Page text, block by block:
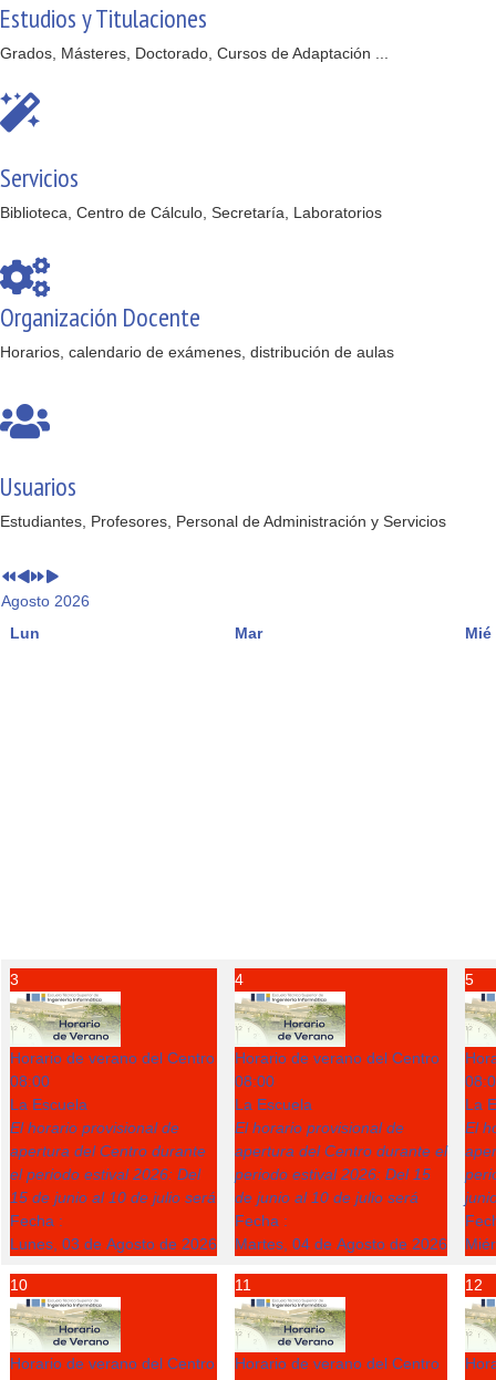
Estudios y Titulaciones
Grados, Másteres, Doctorado, Cursos de Adaptación ...
Servicios
Biblioteca, Centro de Cálculo, Secretaría, Laboratorios
Organización Docente
Horarios, calendario de exámenes, distribución de aulas
Usuarios
Estudiantes, Profesores, Personal de Administración y Servicios
Agosto 2026
Lun
Mar Mié
3
Horario de verano del Centro
08:00
La Escuela
El horario provisional de
apertura del Centro durante
el periodo estival 2026: Del
15 de junio al 10 de julio será
Fecha :
Lunes, 03 de Agosto de 2026
4
Horario de verano del Centro
08:00
La Escuela
El horario provisional de
apertura del Centro durante el
periodo estival 2026: Del 15
de junio al 10 de julio será
Fecha :
Martes, 04 de Agosto de 2026
5
La
El
10
Horario de verano del Centro
11
Horario de verano del Centro
12